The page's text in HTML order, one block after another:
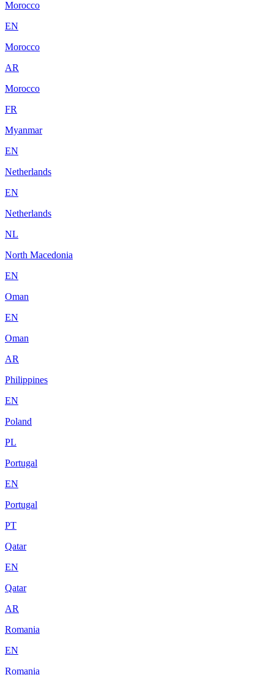
Morocco
EN
Morocco
AR
Morocco
FR
Myanmar
EN
Netherlands
EN
Netherlands
NL
North Macedonia
EN
Oman
EN
Oman
AR
Philippines
EN
Poland
PL
Portugal
EN
Portugal
PT
Qatar
EN
Qatar
AR
Romania
EN
Romania